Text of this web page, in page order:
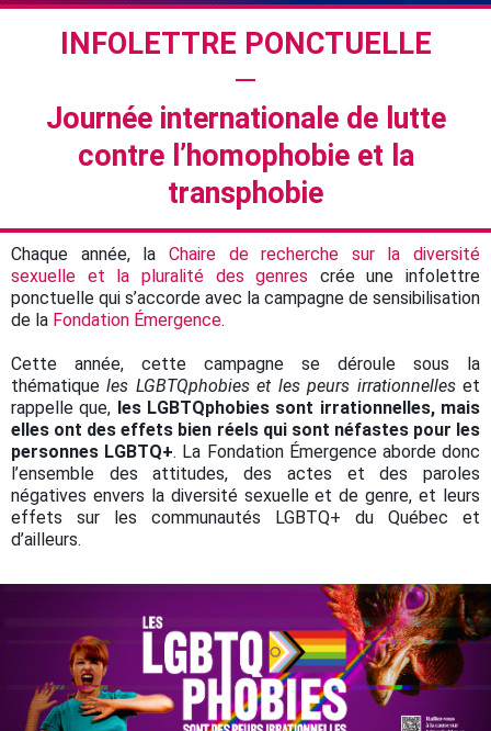
INFOLETTRE PONCTUELLE
—
Journée internationale de lutte
contre l’homophobie et la
transphobie
Chaque année, la Chaire de recherche sur la diversité
sexuelle et la pluralité des genres crée une infolettre
ponctuelle qui s’accorde avec la campagne de sensibilisation
de la Fondation Émergence.
Cette année, cette campagne se déroule sous la
thématiqueles LGBTQphobies et les peurs irrationnelleset
rappelle que, les LGBTQphobies sont irrationnelles, mais
elles ont des effets bien réels qui sont néfastes pour les
personnes LGBTQ+. La Fondation Émergence aborde donc
l’ensemble des attitudes, des actes et des paroles
négatives envers la diversité sexuelle et de genre, et leurs
effets sur les communautés LGBTQ+ du Québec et
d’ailleurs.